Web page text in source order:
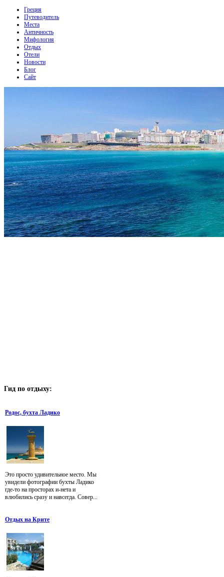
Греция
Путеводитель
Места
Античность
Мифология
Отдых
Отели
Новости
Блог
Сайт
Гид по отдыху:
Родос, бухта Ладико
Это просто удивительное место. Мы
увидели фотографии бухты Ладико
где-то на просторах и-нета и
влюбились сразу и навсегда. Совер...
Отдых на Крите